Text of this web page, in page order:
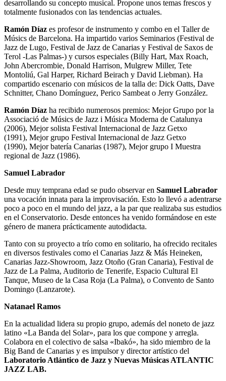
desarrollando su concepto musical. Propone unos temas frescos y
totalmente fusionados con las tendencias actuales.
Ramón Díaz es profesor de instrumento y combo en el Taller de
Músics de Barcelona. Ha impartido varios Seminarios (Festival de
Jazz de Lugo, Festival de Jazz de Canarias y Festival de Saxos de
Terol -Las Palmas-) y cursos especiales (Billy Hart, Max Roach,
John Abercrombie, Donald Harrison, Mulgrew Miller, Tete
Montoliú, Gal Harper, Richard Beirach y David Liebman). Ha
compartido escenario con músicos de la talla de: Dick Oatts, Dave
Schnitter, Chano Domínguez, Perico Sambeat o Jerry González.
Ramón Díaz ha recibido numerosos premios: Mejor Grupo por la
Associació de Músics de Jazz i Música Moderna de Catalunya
(2006), Mejor solista Festival Internacional de Jazz Getxo
(1991), Mejor grupo Festival Internacional de Jazz Getxo
(1990), Mejor batería Canarias (1987), Mejor grupo I Muestra
regional de Jazz (1986).
Samuel Labrador
Desde muy temprana edad se pudo observar en Samuel Labrador
una vocación innata para la improvisación. Esto lo llevó a adentrarse
poco a poco en el mundo del jazz, a la par que realizaba sus estudios
en el Conservatorio. Desde entonces ha venido formándose en este
género de manera prácticamente autodidacta.
Tanto con su proyecto a trío como en solitario, ha ofrecido recitales
en diversos festivales como el Canarias Jazz & Más Heineken,
Canarias Jazz-Showroom, Jazz Otoño (Gran Canaria), Festival de
Jazz de La Palma, Auditorio de Tenerife, Espacio Cultural El
Tanque, Museo de la Casa Roja (La Palma), o Convento de Santo
Domingo (Lanzarote).
Natanael Ramos
En la actualidad lidera su propio grupo, además del noneto de jazz
latino «La Banda del Solar», para los que compone y arregla.
Colabora en el colectivo de salsa «Ibakó», ha sido miembro de la
Big Band de Canarias y es impulsor y director artístico del
Laboratorio Atlántico de Jazz y Nuevas Músicas ATLANTIC
JAZZ LAB.